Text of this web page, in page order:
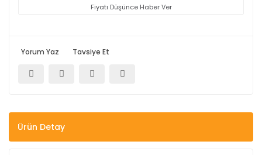
Fiyatı Düşünce Haber Ver
Yorum Yaz Tavsiye Et
Ürün Detay